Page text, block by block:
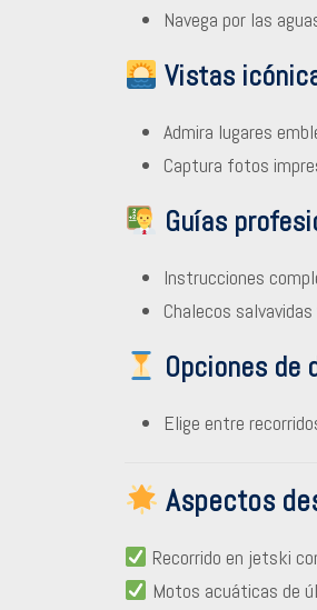
Navega por las
Vistas
Admira lugares
Captura fotos
Guías
Instrucciones
Chalecos
Opciones de
Elige entre
Aspectos
Recorrido en jetski
Motos acuáticas de